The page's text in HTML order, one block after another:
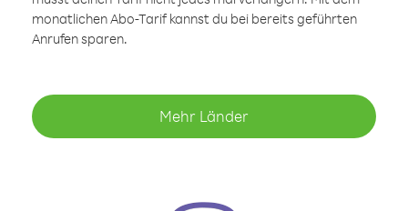
monatlichen Abo-Tarif kannst du bei bereits geführten
Anrufen sparen.
Mehr Länder